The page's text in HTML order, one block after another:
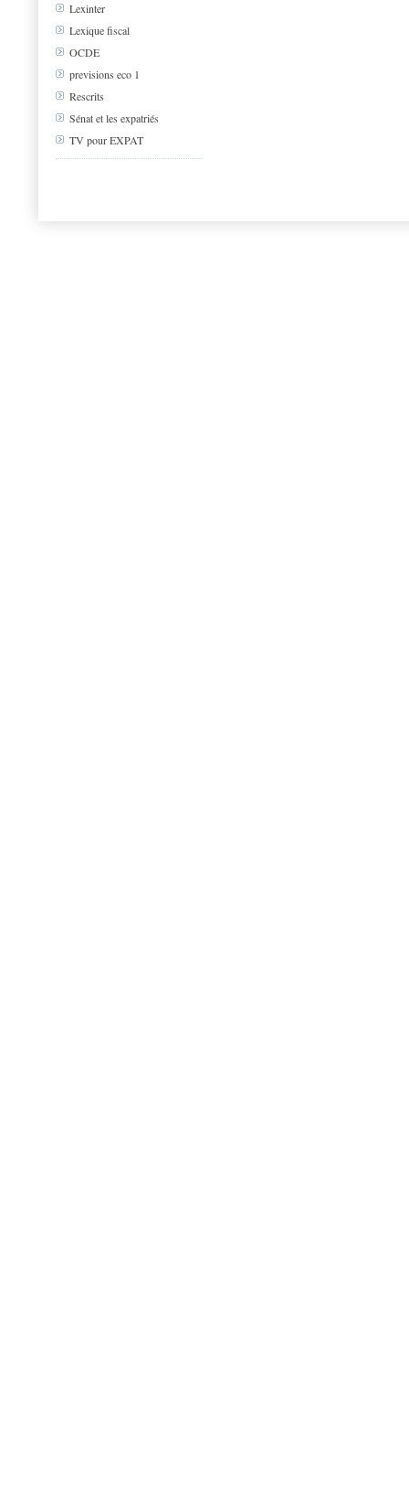
Lexinter
Lexique fiscal
OCDE
previsions eco 1
Rescrits
Sénat et les expatriés
TV pour EXPAT